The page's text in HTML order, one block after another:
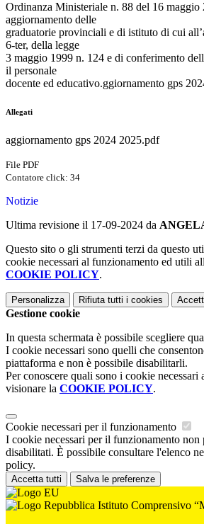
Ordinanza Ministeriale n. 88 del 16
aggiornamento delle
graduatorie provinciali e di istituto di cui
6-ter, della legge
3 maggio 1999 n. 124 e di conferimento
il personale
docente ed educativo.ggiornamento gps
Allegati
aggiornamento gps 2024 2025.pdf
File PDF
Contatore click: 34
Notizie
Ultima revisione il 17-09-2024 da
Questo sito o gli strumenti terzi da questo
cookie necessari al funzionamento ed utili
COOKIE POLICY.
Personalizza Rifiuta tutti i cookies
Gestione cookie
In questa schermata è possibile scegliere
I cookie necessari sono quelli che
piattaforma e non è possibile disabilitarli.
Per conoscere quali sono i cookie necessari
visionare la COOKIE POLICY.
Cookie necessari per il funzionamento
I cookie necessari per il funzionamento non
disabilitati. È possibile consultare l'elenco
policy.
Accetta tutti Salva le preferenze
Istituto Comprensivo